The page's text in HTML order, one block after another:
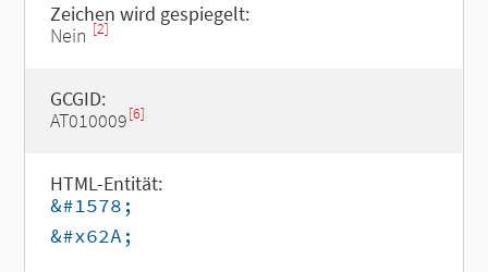
Zeichen wird gespiegelt:
Nein [2]
GCGID:
AT010009[6]
HTML-Entität:
&#1578;
&#x62A;